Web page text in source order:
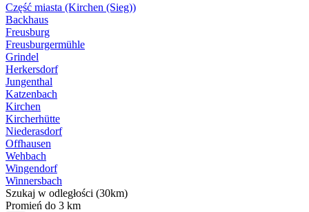
Część miasta (Kirchen (Sieg))
Backhaus
Freusburg
Freusburgermühle
Grindel
Herkersdorf
Jungenthal
Katzenbach
Kirchen
Kircherhütte
Niederasdorf
Offhausen
Wehbach
Wingendorf
Winnersbach
Szukaj w odległości (30km)
Promień do 3 km